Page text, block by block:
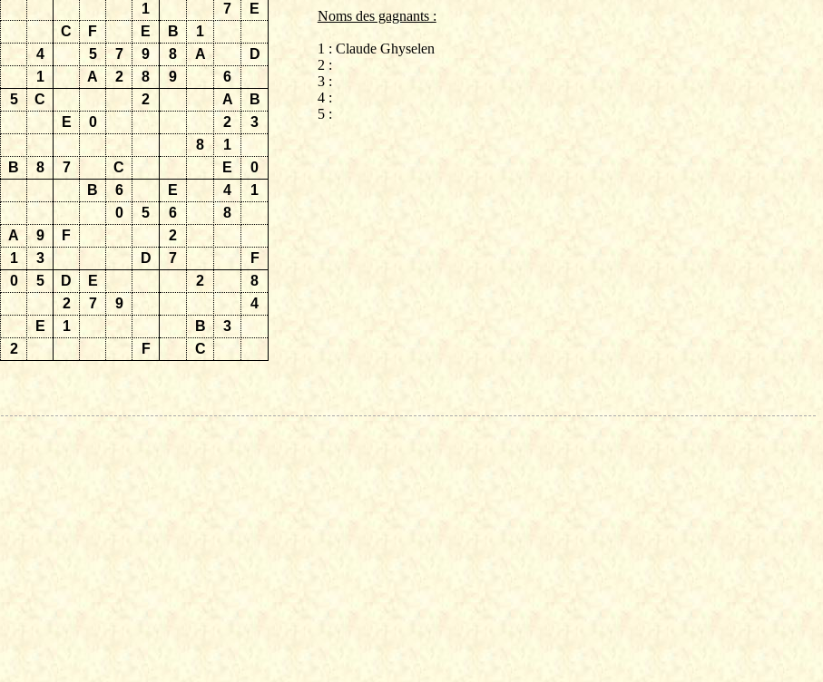
1 7 E
C F E B 1
4 5 7 9 8 A D
1 A 2 8 9 6
5 C 2 A B
E 0 2 3
8 1
B 8 7 C E 0
B 6 E 4 1
0 5 6 8
A 9 F 2
1 3 D 7 F
0 5 D E 2 8
2 7 9 4
E 1 B 3
2 F C
Noms des gagnants :
1 : Claude Ghyselen
2 :
3 :
4 :
5 :